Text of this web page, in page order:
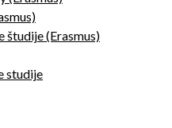
študije(Erasmus)
studije